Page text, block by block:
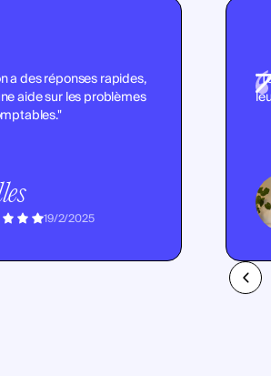
a des réponses rapides,
aide sur les problèmes
19/2/2025